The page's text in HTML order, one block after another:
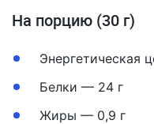
На порцию (30 г)
Энергетическая
Белки — 24 г
Жиры — 0,9 г